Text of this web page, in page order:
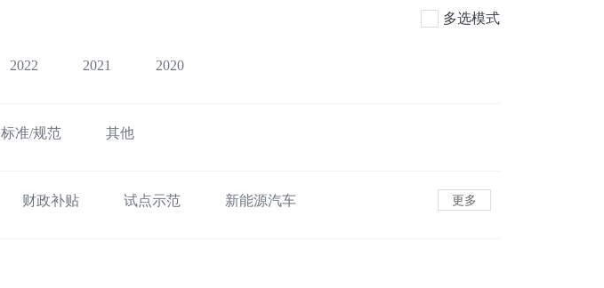
多选模式
2022 2021 2020
标准/规范 其他
财政补贴 试点示范 新能源汽车 更多